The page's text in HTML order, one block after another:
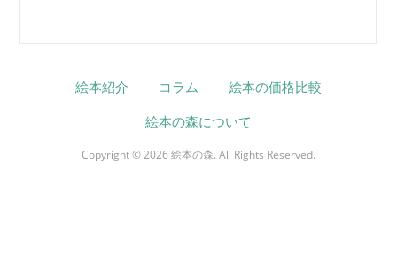
絵本紹介 コラム 絵本の価格比較
絵本の森について
Copyright © 2026 絵本の森. All Rights Reserved.